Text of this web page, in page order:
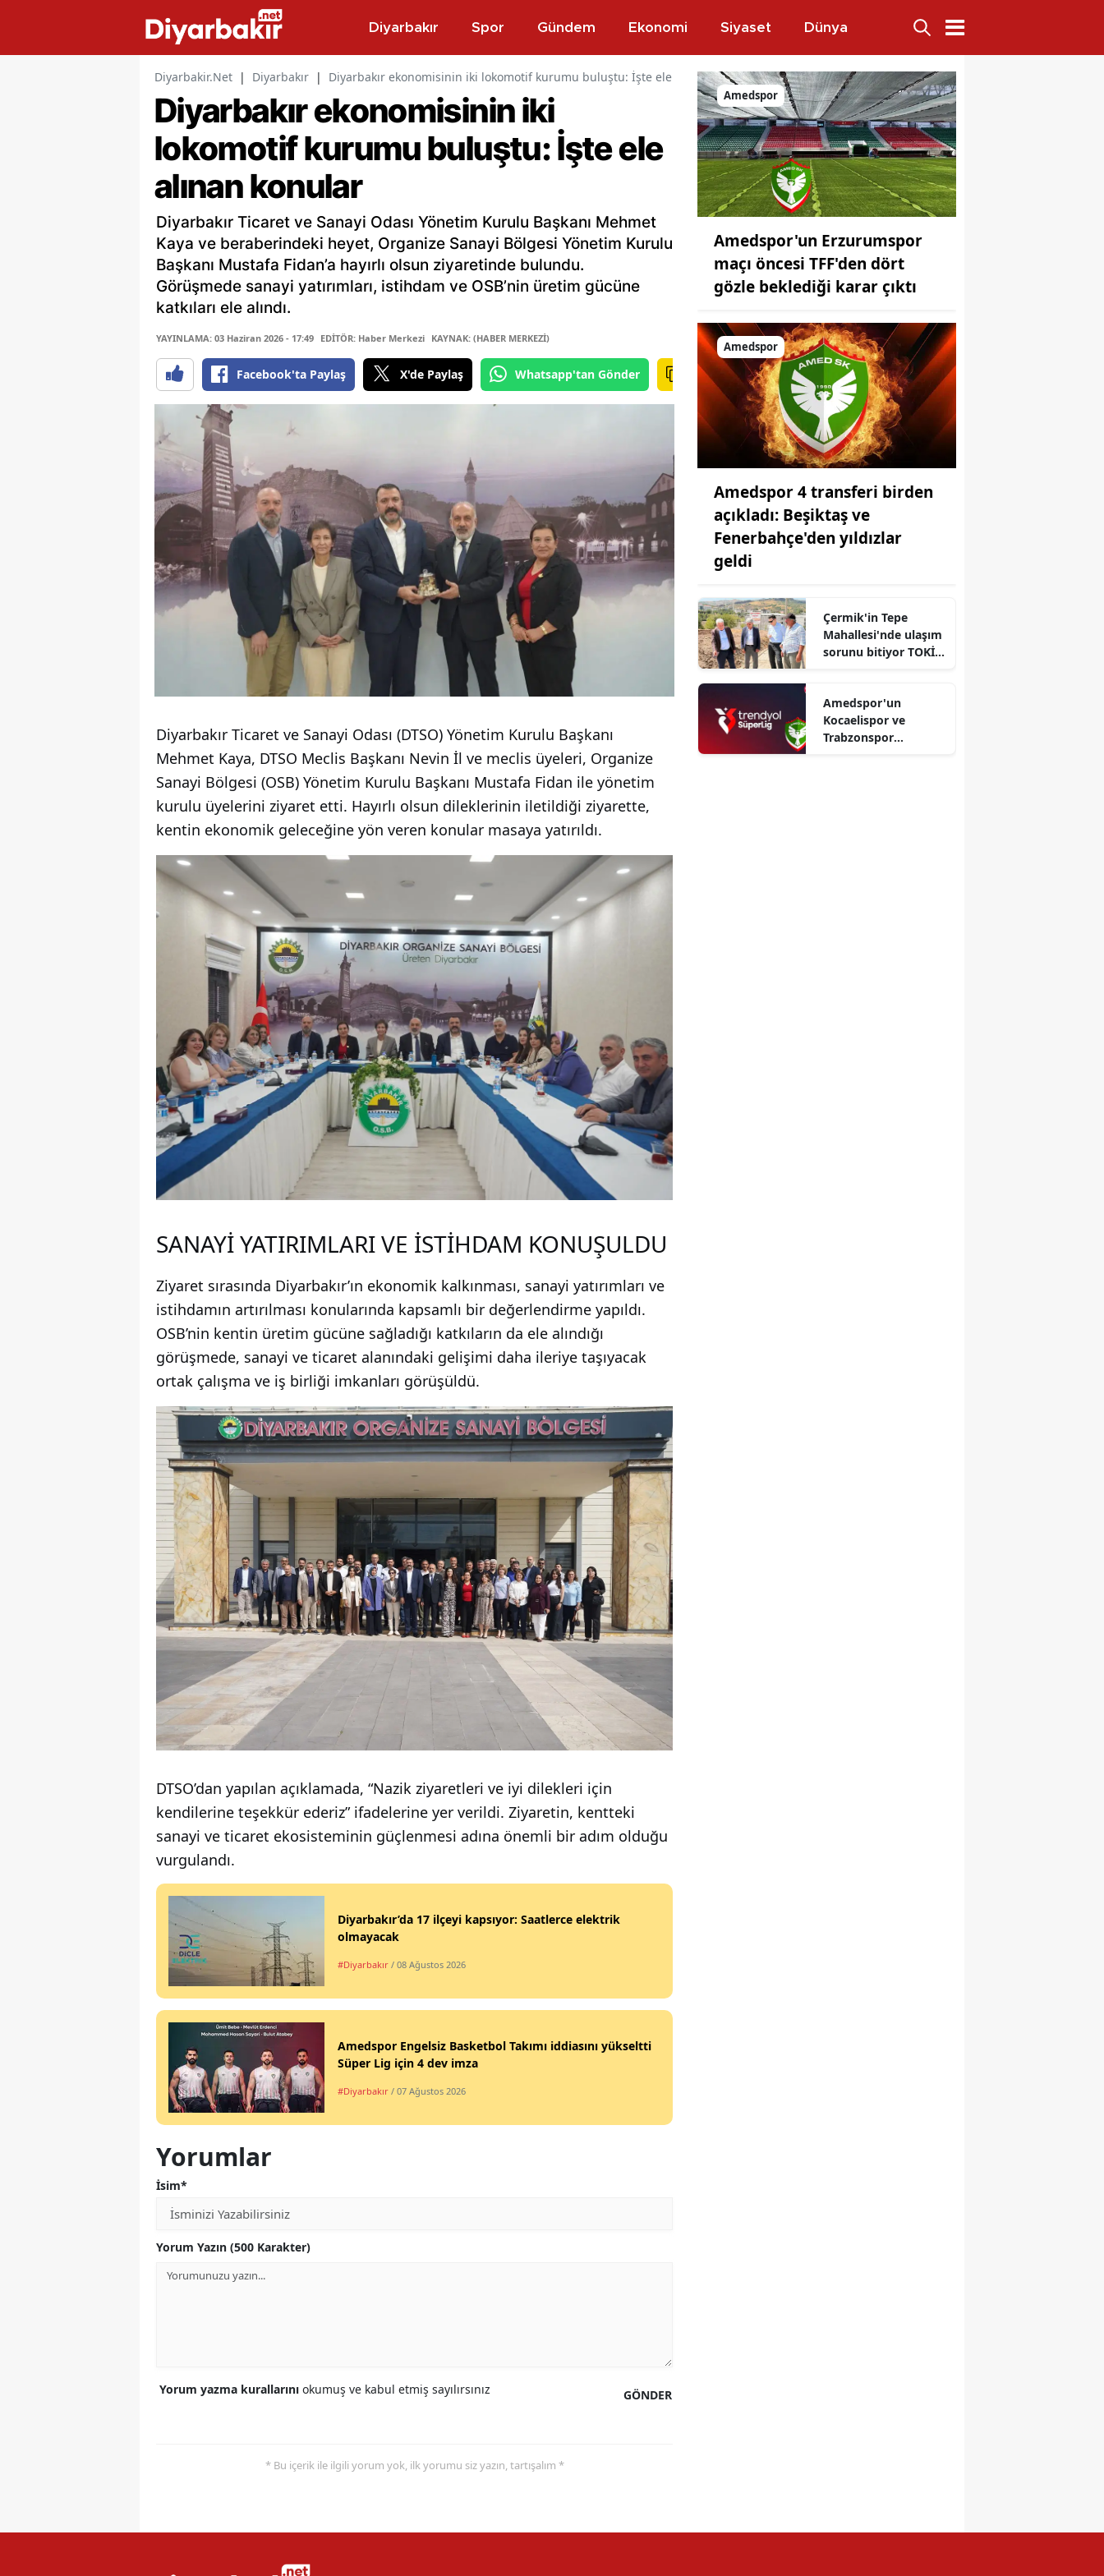
Diyarbakır Spor Gündem Ekonomi Siyaset Dünya
Diyarbakir.Net | Diyarbakır | Diyarbakır ekonomisinin iki lokomotif kurumu buluştu: İşte ele alınan konular
Diyarbakır ekonomisinin iki
lokomotif kurumu buluştu: İşte ele
alınan konular
Diyarbakır Ticaret ve Sanayi Odası Yönetim Kurulu Başkanı Mehmet
Kaya ve beraberindeki heyet, Organize Sanayi Bölgesi Yönetim Kurulu
Başkanı Mustafa Fidan’a hayırlı olsun ziyaretinde bulundu.
Görüşmede sanayi yatırımları, istihdam ve OSB’nin üretim gücüne
katkıları ele alındı.
YAYINLAMA: 03 Haziran 2026 - 17:49 EDİTÖR: Haber Merkezi KAYNAK: (HABER MERKEZİ)
Facebook'ta Paylaş X'de Paylaş Whatsapp'tan Gönder
Diyarbakır Ticaret ve Sanayi Odası (DTSO) Yönetim Kurulu Başkanı
Mehmet Kaya, DTSO Meclis Başkanı Nevin İl ve meclis üyeleri, Organize
Sanayi Bölgesi (OSB) Yönetim Kurulu Başkanı Mustafa Fidan ile yönetim
kurulu üyelerini ziyaret etti. Hayırlı olsun dileklerinin iletildiği ziyarette,
kentin ekonomik geleceğine yön veren konular masaya yatırıldı.
SANAYİ YATIRIMLARI VE İSTİHDAM KONUŞULDU
Ziyaret sırasında Diyarbakır’ın ekonomik kalkınması, sanayi yatırımları ve
istihdamın artırılması konularında kapsamlı bir değerlendirme yapıldı.
OSB’nin kentin üretim gücüne sağladığı katkıların da ele alındığı
görüşmede, sanayi ve ticaret alanındaki gelişimi daha ileriye taşıyacak
ortak çalışma ve iş birliği imkanları görüşüldü.
DTSO’dan yapılan açıklamada, “Nazik ziyaretleri ve iyi dilekleri için
kendilerine teşekkür ederiz” ifadelerine yer verildi. Ziyaretin, kentteki
sanayi ve ticaret ekosisteminin güçlenmesi adına önemli bir adım olduğu
vurgulandı.
Diyarbakır’da 17 ilçeyi kapsıyor: Saatlerce elektrik
olmayacak
#Diyarbakır / 08 Ağustos 2026
Amedspor Engelsiz Basketbol Takımı iddiasını yükseltti
Süper Lig için 4 dev imza
#Diyarbakır / 07 Ağustos 2026
Yorumlar
İsim*
Yorum Yazın (500 Karakter)
GÖNDER
Yorum yazma kurallarını okumuş ve kabul etmiş sayılırsınız
* Bu içerik ile ilgili yorum yok, ilk yorumu siz yazın, tartışalım *
Amedspor
Amedspor'un Erzurumspor
maçı öncesi TFF'den dört
gözle beklediği karar çıktı
Amedspor
Amedspor 4 transferi birden
açıkladı: Beşiktaş ve
Fenerbahçe'den yıldızlar
geldi
Çermik'in Tepe
Mahallesi'nde ulaşım
sorunu bitiyor TOKİ
Amedspor'un
Kocaelispor ve
Trabzonspor